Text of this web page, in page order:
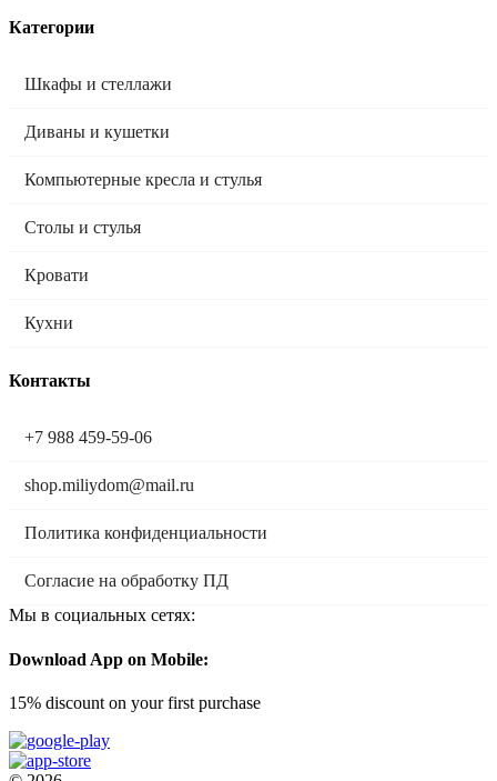
Категории
Шкафы и стеллажи
Диваны и кушетки
Компьютерные кресла и стулья
Столы и стулья
Кровати
Кухни
Контакты
+7 988 459-59-06
shop.miliydom@mail.ru
Политика конфиденциальности
Согласие на обработку ПД
Мы в социальных сетях:
Download App on Mobile:
15% discount on your first purchase